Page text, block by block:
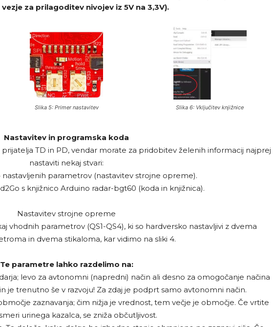
za prilagoditev nivojev iz 5V na 3,3V).
Slika 5: Primer nastavitev Slika 6: Vključitev knjižnice
Nastavitev in programska koda
TD in PD, vendar morate za pridobitev želenih informacij najprej
nastaviti nekaj stvari:
nastavljenih parametrov (nastavitev strojne opreme).
s knjižnico Arduino radar-bgt60 (koda in knjižnica).
Nastavitev strojne opreme
vhodnih parametrov (QS1-QS4), ki so hardversko nastavljivi z dvema
in dvema stikaloma, kar vidimo na sliki 4.
Te parametre lahko razdelimo na:
levo za avtonomni (napredni) način ali desno za omogočanje načina
je trenutno še v razvoju! Za zdaj je podprt samo avtonomni način.
zaznavanja; čim nižja je vrednost, tem večje je območje. Če vrtite
urinega kazalca, se zniža občutljivost.